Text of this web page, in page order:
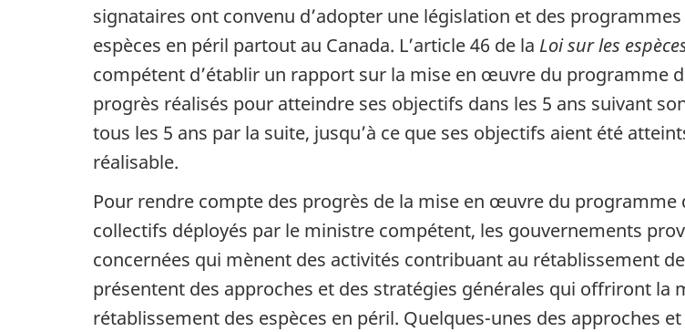
signataires ont convenu d’adopter une législation et des
espèces en péril partout au Canada. L’article 46 de la Loi sur les
compétent d’établir un rapport sur la mise en œuvre du programme
progrès réalisés pour atteindre ses objectifs dans les 5 ans suivant
tous les 5 ans par la suite, jusqu’à ce que ses objectifs aient été
réalisable.
Pour rendre compte des progrès de la mise en œuvre du
collectifs déployés par le ministre compétent, les gouvernements
concernées qui mènent des activités contribuant au rétablissement
présentent des approches et des stratégies générales qui offriront la
rétablissement des espèces en péril. Quelques-unes des approches